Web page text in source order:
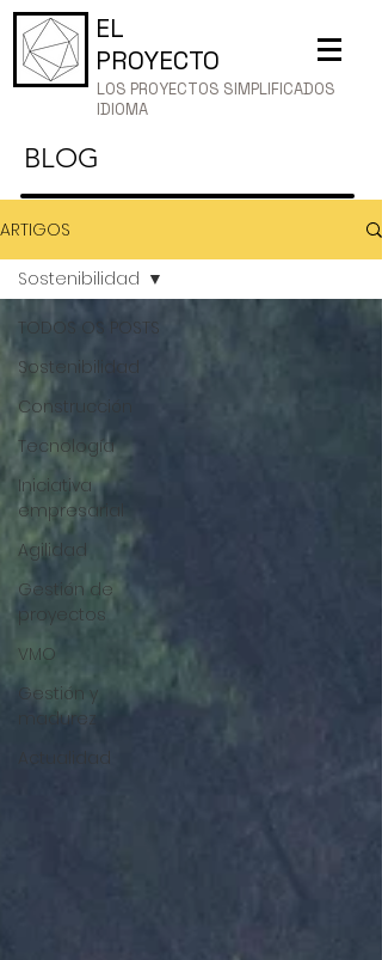
EL
PROYECTO
LOS PROYECTOS SIMPLIFICADOS
IDIOMA
BLOG
ARTIGOS
TODOS OS POSTS
Sostenibilidad
Construcción
Tecnología
Iniciativa
empresarial
Agilidad
Gestión de
proyectos
VMO
Gestión y
madurez
Actualidad
Sostenibilidad